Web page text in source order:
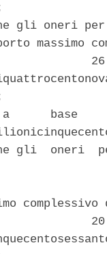
gli oneri
massimo
base
gli  oneri